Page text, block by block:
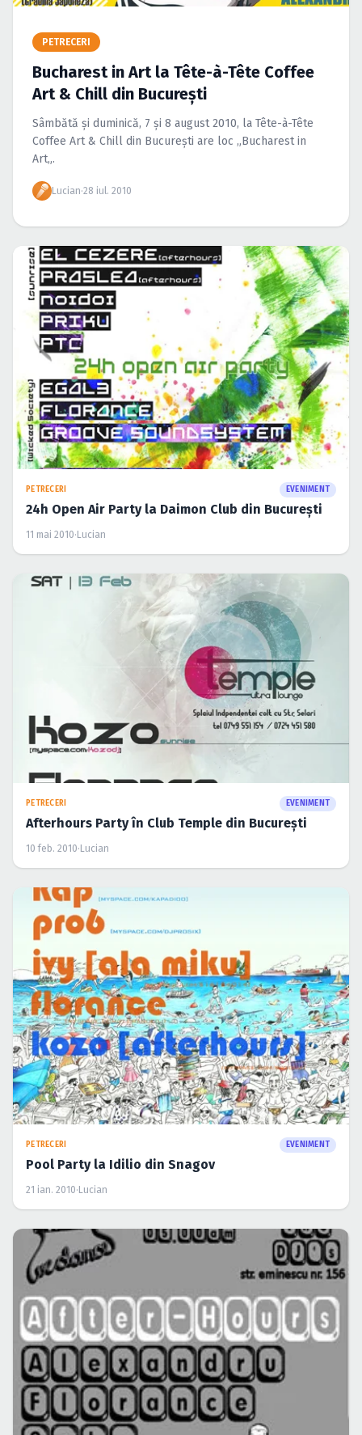
Caută în site...
PETRECERI
Bucharest in Art la Tête-à-Tête Coffee
Art & Chill din Bucureşti
Sâmbătă şi duminică, 7 şi 8 august 2010, la Tête-à-Tête
Coffee Art & Chill din Bucureşti are loc „Bucharest in
Art„.
Lucian·28 iul. 2010
PETRECERI EVENIMENT
24h Open Air Party la Daimon Club din Bucureşti
11 mai 2010·Lucian
PETRECERI EVENIMENT
Afterhours Party în Club Temple din București
10 feb. 2010· Lucian
PETRECERI EVENIMENT
Pool Party la Idilio din Snagov
21 ian. 2010·Lucian